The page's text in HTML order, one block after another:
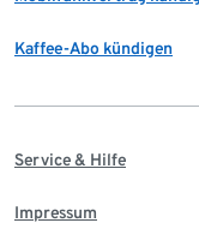
Kaffee-Abo kündigen
Service & Hilfe
Impressum